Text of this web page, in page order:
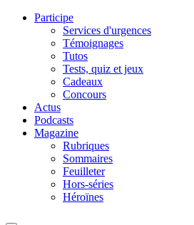
Participe
Services d'urgences
Témoignages
Tutos
Tests, quiz et jeux
Cadeaux
Concours
Actus
Podcasts
Magazine
Rubriques
Sommaires
Feuilleter
Hors-séries
Héroïnes